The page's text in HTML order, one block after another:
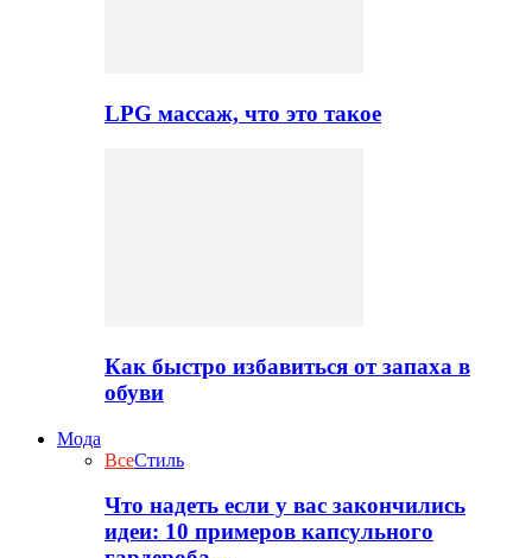
LPG массаж, что это такое
Как быстро избавиться от запаха в
обуви
Мода
ВсеСтиль
Что надеть если у вас закончились
идеи: 10 примеров капсульного